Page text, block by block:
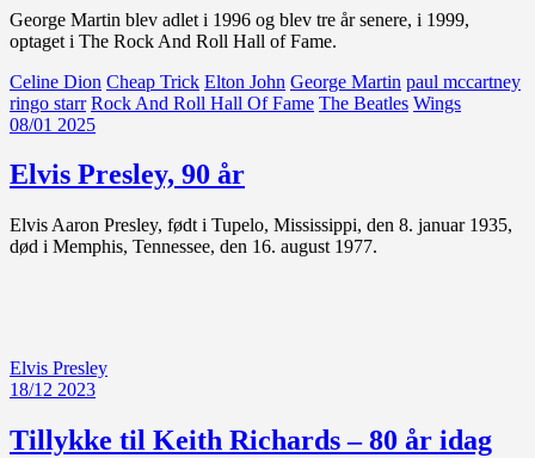
George Martin blev adlet i 1996 og blev tre år senere, i 1999,
optaget i The Rock And Roll Hall of Fame.
Celine Dion Cheap Trick Elton John George Martin paul mccartney
ringo starr Rock And Roll Hall Of Fame The Beatles Wings
08/01 2025
Elvis Presley, 90 år
Elvis Aaron Presley, født i Tupelo, Mississippi, den 8. januar 1935,
død i Memphis, Tennessee, den 16. august 1977.
Elvis Presley
18/12 2023
Tillykke til Keith Richards – 80 år idag